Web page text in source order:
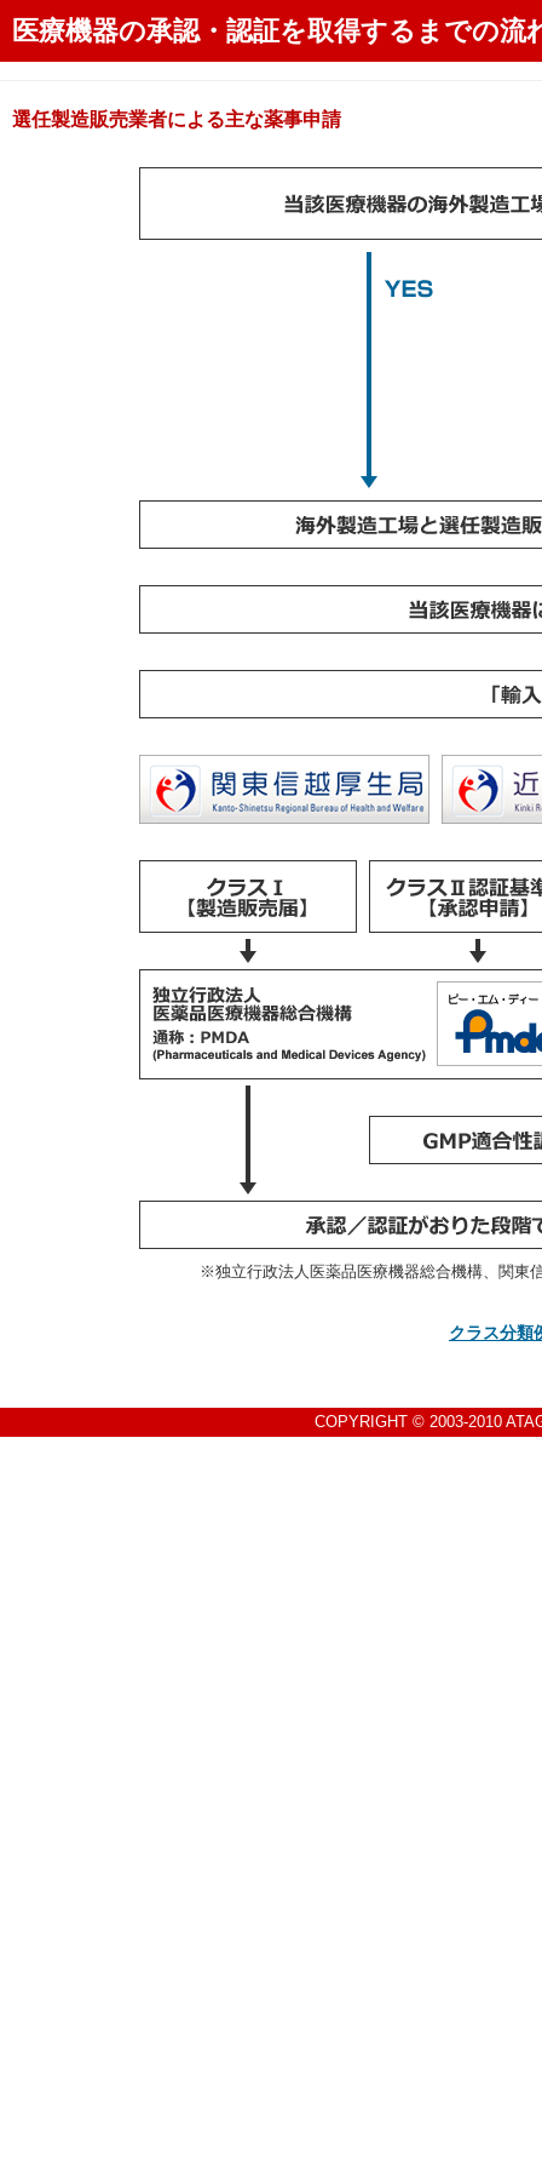
医療機器の承認・認証を取得するまでの流
選任製造販売業者による主な薬事申請
※独立行政法人医薬品医療機器総合機構、関東
クラス分類
COPYRIGHT © 2003-2010